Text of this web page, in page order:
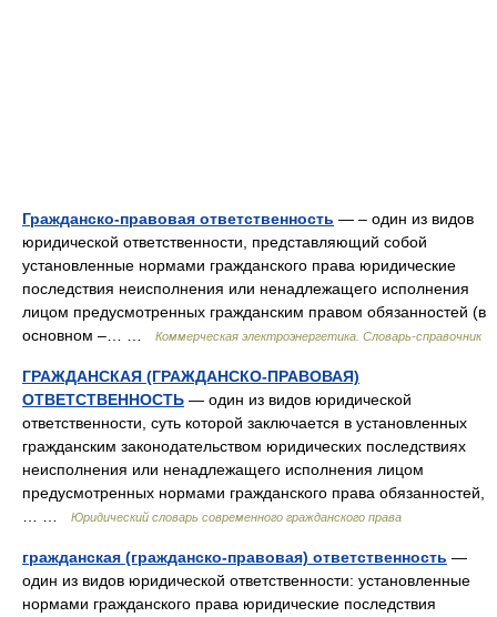
Гражданско-правовая ответственность — – один из видов
юридической ответственности, представляющий собой
установленные нормами гражданского права юридические
последствия неисполнения или ненадлежащего исполнения
лицом предусмотренных гражданским правом обязанностей (в
основном –… …
Коммерческая электроэнергетика. Словарь-справочник
ГРАЖДАНСКАЯ (ГРАЖДАНСКО-ПРАВОВАЯ)
ОТВЕТСТВЕННОСТЬ — один из видов юридической
ответственности, суть которой заключается в установленных
гражданским законодательством юридических последствиях
неисполнения или ненадлежащего исполнения лицом
предусмотренных нормами гражданского права обязанностей,
Юридический словарь современного гражданского права
гражданская (гражданско-правовая) ответственность —
один из видов юридической ответственности: установленные
нормами гражданского права юридические последствия